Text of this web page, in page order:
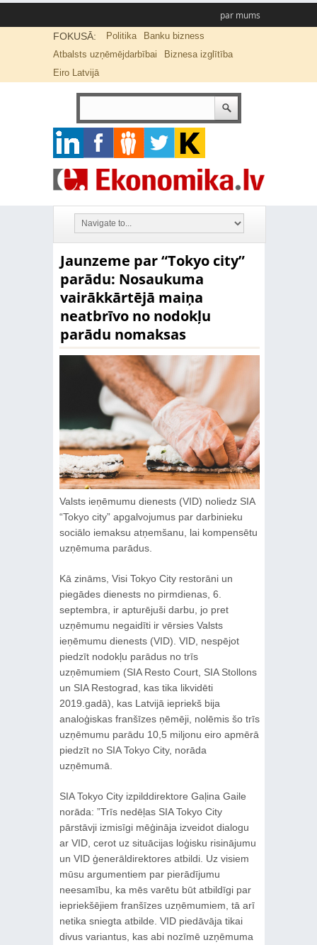
par mums
FOKUSĀ: Politika
Banku bizness
Atbalsts uzņēmējdarbībai
Biznesa izglītība
Eiro Latvijā
Jaunzeme par “Tokyo city”
parādu: Nosaukuma
vairākkārtējā maiņa
neatbrīvo no nodokļu
parādu nomaksas
Valsts ieņēmumu dienests (VID) noliedz SIA
“Tokyo city” apgalvojumus par darbinieku
sociālo iemaksu atņemšanu, lai kompensētu
uzņēmuma parādus.
Kā zināms, Visi Tokyo City restorāni un
piegādes dienests no pirmdienas, 6.
septembra, ir apturējuši darbu, jo pret
uzņēmumu negaidīti ir vērsies Valsts
ieņēmumu dienests (VID). VID, nespējot
piedzīt nodokļu parādus no trīs
uzņēmumiem (SIA Resto Court, SIA Stollons
un SIA Restograd, kas tika likvidēti
2019.gadā), kas Latvijā iepriekš bija
analoģiskas franšīzes ņēmēji, nolēmis šo trīs
uzņēmumu parādu 10,5 miljonu eiro apmērā
piedzīt no SIA Tokyo City, norāda
uzņēmumā.
SIA Tokyo City izpilddirektore Gaļina Gaile
norāda: ”Trīs nedēļas SIA Tokyo City
pārstāvji izmisīgi mēģināja izveidot dialogu
ar VID, cerot uz situācijas loģisku risinājumu
un VID ģenerāldirektores atbildi. Uz visiem
mūsu argumentiem par pierādījumu
neesamību, ka mēs varētu būt atbildīgi par
iepriekšējiem franšīzes uzņēmumiem, tā arī
netika sniegta atbilde. VID piedāvāja tikai
divus variantus, kas abi nozīmē uzņēmuma